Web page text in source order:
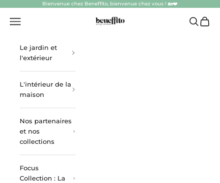
Passer au contenuBienvenue chez Beneffito, bienvenue chez vous ! 🏡❤️
beneffito.com
Ouvrir la navigation Ouvrir la
Voir
Le jardin et
l'extérieur
L'intérieur de la
maison
Nos partenaires
et nos
collections
Focus
Collection : La